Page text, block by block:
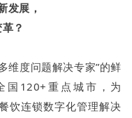
发展，
？
维度问题解决专家”的鲜
国120+重点城市，为
饮连锁数字化管理解决